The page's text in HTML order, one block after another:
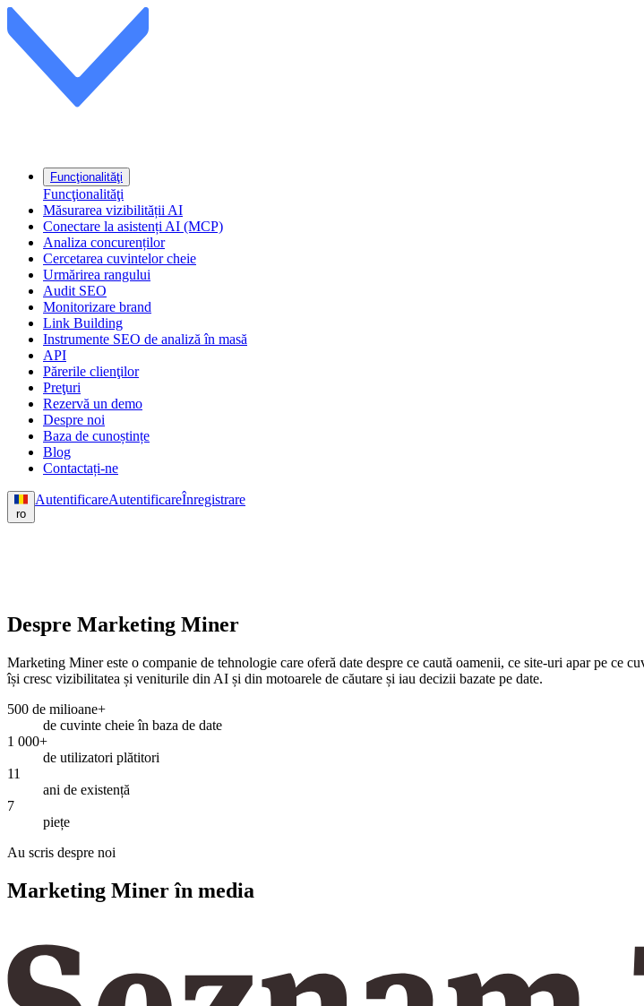
Funcţionalităţi
Funcţionalităţi
Măsurarea vizibilității AI
Conectare la asistenți AI (MCP)
Analiza concurenților
Cercetarea cuvintelor cheie
Urmărirea rangului
Audit SEO
Monitorizare brand
Link Building
Instrumente SEO de analiză în masă
API
Părerile clienţilor
Preţuri
Rezervă un demo
Despre noi
Baza de cunoștințe
Blog
Contactați-ne
ro
AutentificareAutentificareÎnregistrare
Despre Marketing Miner
Marketing Miner este o companie de tehnologie care oferă date despre ce caută oamenii, ce site-uri apar pe ce
își cresc vizibilitatea și veniturile din AI și din motoarele de căutare și iau decizii bazate pe date.
500 de milioane+
de cuvinte cheie în baza de date
1 000+
de utilizatori plătitori
11
ani de existență
7
piețe
Au scris despre noi
Marketing Miner în media